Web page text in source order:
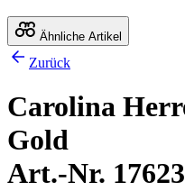
Ähnliche Artikel
Zurück
Carolina
Gold
Art.-Nr.